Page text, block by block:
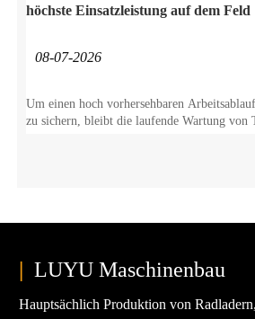
höchste Einsatzleistung auf dem Feld
08-07-2026
Um einen hoch vorhersehbaren
zu sichern, bleibt die laufende Wartung von
LUYU Maschinenbau
Hauptsächlich Produktion von